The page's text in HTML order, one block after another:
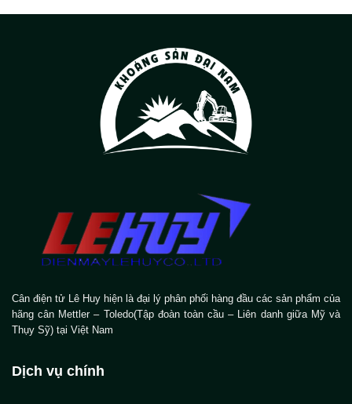
Cân điện tử Lê Huy hiện là đại lý phân phối hàng đầu các sản phẩm của
hãng cân Mettler – Toledo(Tập đoàn toàn cầu – Liên danh giữa Mỹ và
Thụy Sỹ) tại Việt Nam
Dịch vụ chính